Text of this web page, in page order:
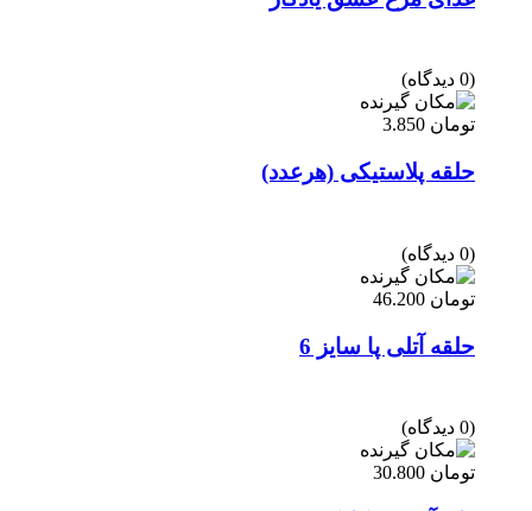
(0 دیدگاه)
تومان
حلقه پلاستیکی (هرعدد)
(0 دیدگاه)
تومان
حلقه آتلی پا سایز 6
(0 دیدگاه)
تومان